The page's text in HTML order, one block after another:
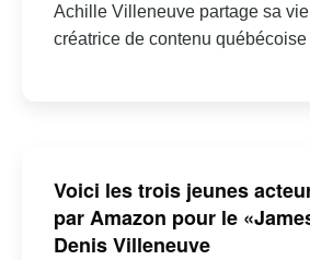
Achille Villeneuve partage sa
créatrice de contenu
Voici les trois jeunes
par Amazon pour le
Denis Villeneuve